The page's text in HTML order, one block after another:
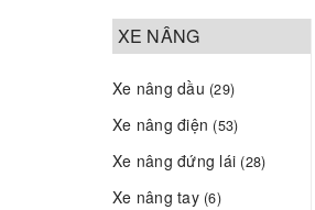
XE NÂNG
Xe nâng dầu (29)
Xe nâng điện (53)
Xe nâng đứng lái (28)
Xe nâng tay (6)